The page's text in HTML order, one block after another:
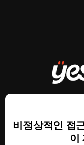
비정상적인 접
이